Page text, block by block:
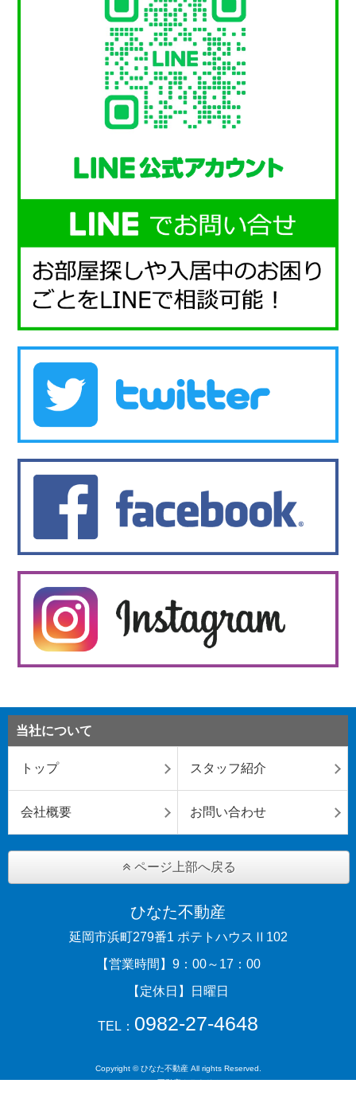
当社について
トップ スタッフ紹介
会社概要 お問い合わせ
ページ上部へ戻る
ひなた不動産
延岡市浜町279番1 ポテトハウスⅡ102
【営業時間】9：00～17：00
【定休日】日曜日
TEL： 0982-27-4648
Copyright © ひなた不動産 All rights Reserved.
powered by 不動産クラウドオフィス